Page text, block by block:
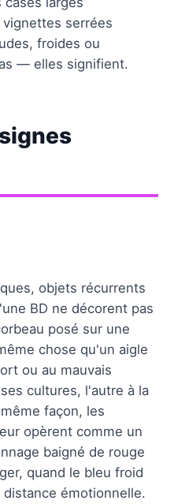
serrées
froides ou
— elles signifient.
objets récurrents
BD ne décorent pas
posé sur une
chose qu'un aigle
ou au mauvais
cultures, l'autre à la
façon, les
opèrent comme un
baigné de rouge
quand le bleu froid
émotionnelle.